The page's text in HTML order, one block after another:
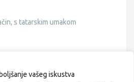
vašeg iskustva
s tatarskim umakom